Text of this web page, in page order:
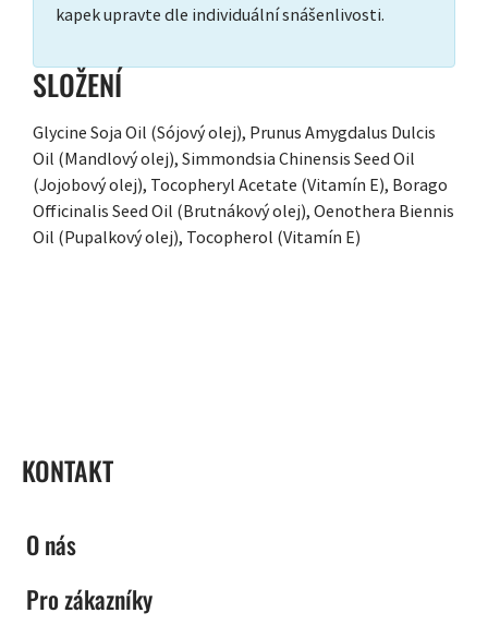
kapek upravte dle individuální snášenlivosti.
SLOŽENÍ
Glycine Soja Oil (Sójový olej), Prunus Amygdalus Dulcis
Oil (Mandlový olej), Simmondsia Chinensis Seed Oil
(Jojobový olej), Tocopheryl Acetate (Vitamín E), Borago
Officinalis Seed Oil (Brutnákový olej), Oenothera Biennis
Oil (Pupalkový olej), Tocopherol (Vitamín E)
KONTAKT
O nás
Pro zákazníky